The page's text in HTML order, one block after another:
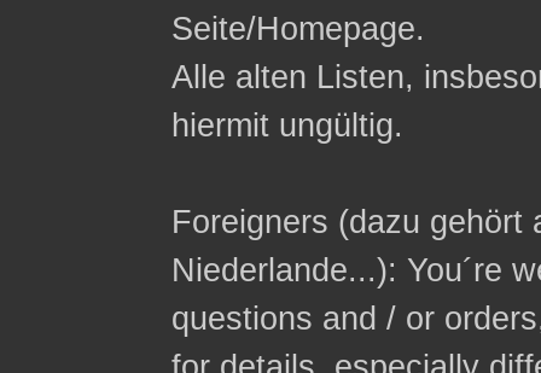
Seite/Homepage.
Alle alten Listen,
hiermit ungültig.
Foreigners (dazu gehört
Niederlande...): You´re
questions and / or